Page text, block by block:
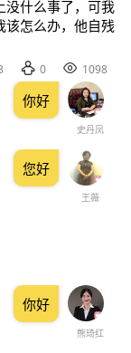
没什么事了，可我
该怎么办，他自残
 0  1098
史丹凤
你好
王薇
您好
熊琦红
你好